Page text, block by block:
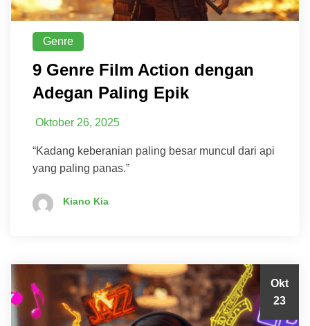
Genre
9 Genre Film Action dengan
Adegan Paling Epik
Oktober 26, 2025
“Kadang keberanian paling besar muncul dari api
yang paling panas.”
Kiano Kia
Okt
23